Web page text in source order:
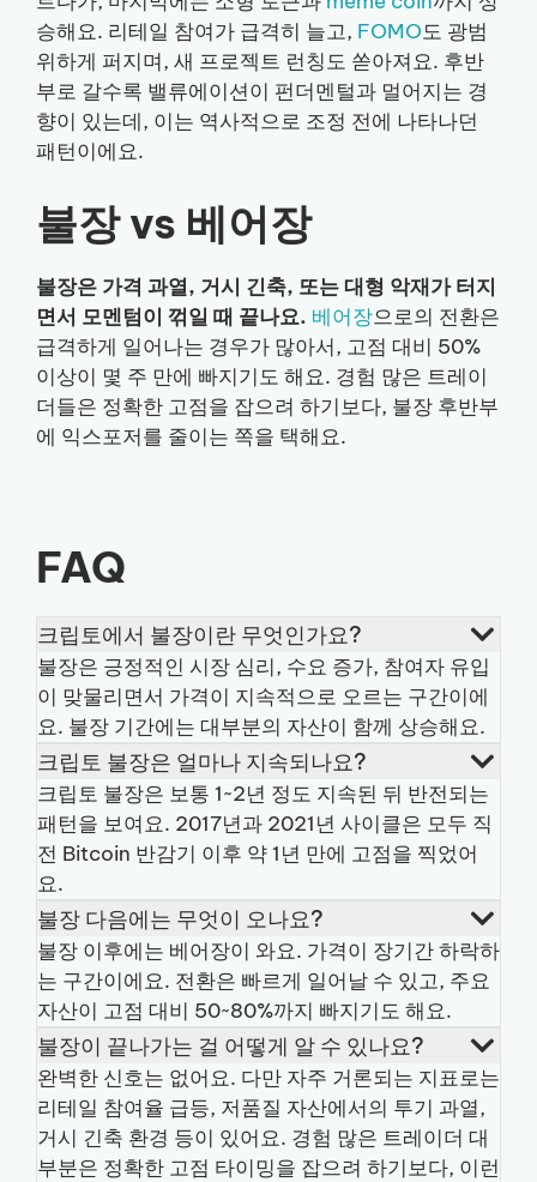
승해요. 리테일 참여가 급격히 늘고, FOMO도 광범
위하게 퍼지며, 새 프로젝트 런칭도 쏟아져요. 후반
부로 갈수록 밸류에이션이 펀더멘털과 멀어지는 경
향이 있는데, 이는 역사적으로 조정 전에 나타나던
패턴이에요.
불장 vs 베어장
불장은 가격 과열, 거시 긴축, 또는 대형 악재가 터지
면서 모멘텀이 꺾일 때 끝나요. 베어장으로의 전환은
급격하게 일어나는 경우가 많아서, 고점 대비 50%
이상이 몇 주 만에 빠지기도 해요. 경험 많은 트레이
더들은 정확한 고점을 잡으려 하기보다, 불장 후반부
에 익스포저를 줄이는 쪽을 택해요.
FAQ
크립토에서 불장이란 무엇인가요?
불장은 긍정적인 시장 심리, 수요 증가, 참여자 유입
이 맞물리면서 가격이 지속적으로 오르는 구간이에
요. 불장 기간에는 대부분의 자산이 함께 상승해요.
크립토 불장은 얼마나 지속되나요?
크립토 불장은 보통 1~2년 정도 지속된 뒤 반전되는
패턴을 보여요. 2017년과 2021년 사이클은 모두 직
전 Bitcoin 반감기 이후 약 1년 만에 고점을 찍었어
요.
불장 다음에는 무엇이 오나요?
불장 이후에는 베어장이 와요. 가격이 장기간 하락하
는 구간이에요. 전환은 빠르게 일어날 수 있고, 주요
자산이 고점 대비 50~80%까지 빠지기도 해요.
불장이 끝나가는 걸 어떻게 알 수 있나요?
완벽한 신호는 없어요. 다만 자주 거론되는 지표로는
리테일 참여율 급등, 저품질 자산에서의 투기 과열,
거시 긴축 환경 등이 있어요. 경험 많은 트레이더 대
부분은 정확한 고점 타이밍을 잡으려 하기보다, 이런